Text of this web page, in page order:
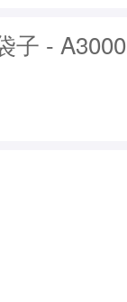
子 - A3000